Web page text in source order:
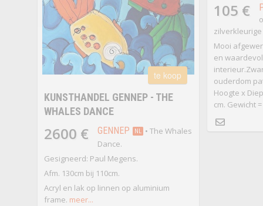
105 €
Mooi
en
ouderdom
Hoogte x
cm. Gewicht
te koop
KUNSTHANDEL GENNEP - THE
WHALES DANCE
2600 € GENNEP NL • The Whales
Dance.
Gesigneerd: Paul Megens.
Afm. 130cm bij 110cm.
Acryl en lak op linnen op aluminium
frame. meer...